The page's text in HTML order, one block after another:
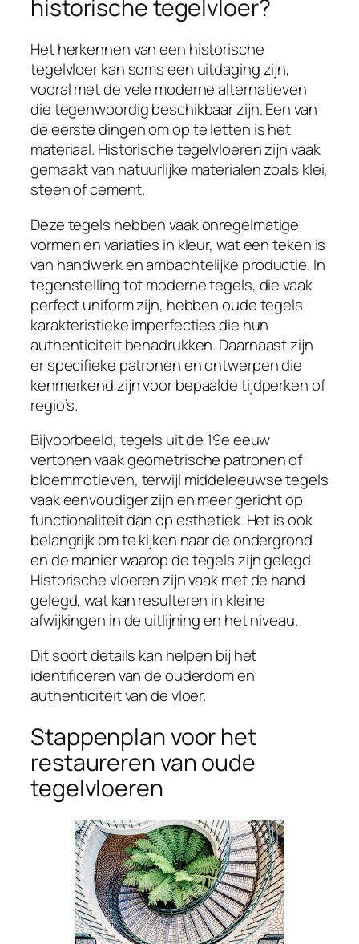
historische tegelvloer?
Het herkennen van een historische
tegelvloer kan soms een uitdaging zijn,
vooral met de vele moderne alternatieven
die tegenwoordig beschikbaar zijn. Een van
de eerste dingen om op te letten is het
materiaal. Historische tegelvloeren zijn vaak
gemaakt van natuurlijke materialen zoals klei,
steen of cement.
Deze tegels hebben vaak onregelmatige
vormen en variaties in kleur, wat een teken is
van handwerk en ambachtelijke productie. In
tegenstelling tot moderne tegels, die vaak
perfect uniform zijn, hebben oude tegels
karakteristieke imperfecties die hun
authenticiteit benadrukken. Daarnaast zijn
er specifieke patronen en ontwerpen die
kenmerkend zijn voor bepaalde tijdperken of
regio’s.
Bijvoorbeeld, tegels uit de 19e eeuw
vertonen vaak geometrische patronen of
bloemmotieven, terwijl middeleeuwse tegels
vaak eenvoudiger zijn en meer gericht op
functionaliteit dan op esthetiek. Het is ook
belangrijk om te kijken naar de ondergrond
en de manier waarop de tegels zijn gelegd.
Historische vloeren zijn vaak met de hand
gelegd, wat kan resulteren in kleine
afwijkingen in de uitlijning en het niveau.
Dit soort details kan helpen bij het
identificeren van de ouderdom en
authenticiteit van de vloer.
Stappenplan voor het
restaureren van oude
tegelvloeren